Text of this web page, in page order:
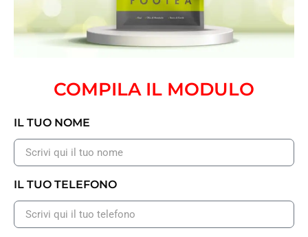
COMPILA IL MODULO
IL TUO NOME
IL TUO TELEFONO